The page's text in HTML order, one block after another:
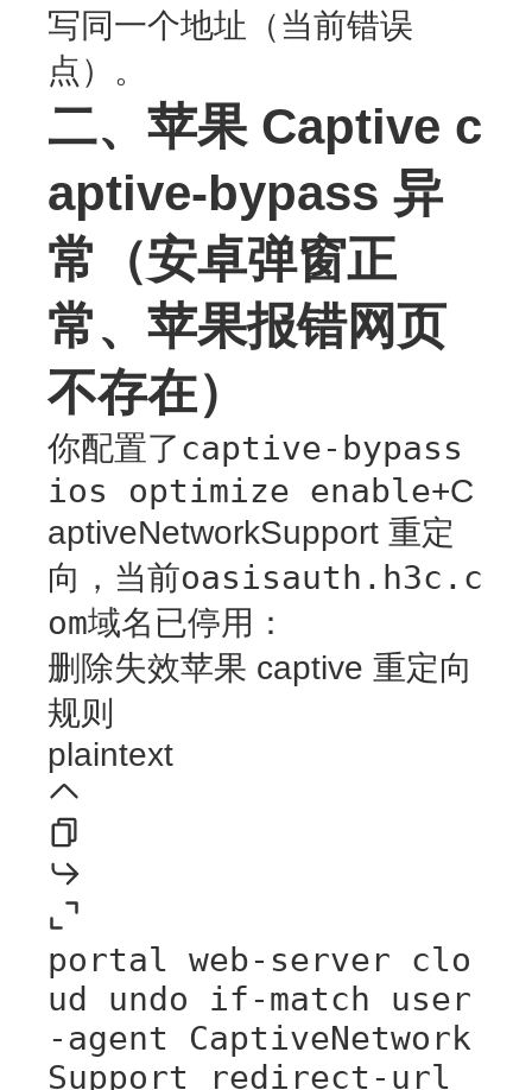
写同一个地址（当前错误
点） 。
二、苹果 Captive c
aptive-bypass 异
常（安卓弹窗正
常、苹果报错网页
不存在）
你配置了captive-bypass
ios optimize enable+C
aptiveNetworkSupport 重定
向，当前oasisauth.h3c.c
om域名已停用：
删除失效苹果 captive 重定向
规则
plaintext
portal web-server clo
ud undo if-match user
-agent CaptiveNetwork
Support redirect-url